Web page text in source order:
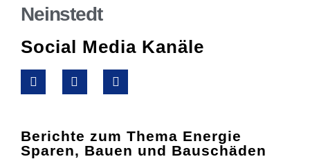
Neinstedt
Social Media Kanäle
Berichte zum Thema Energie
Sparen, Bauen und Bauschäden